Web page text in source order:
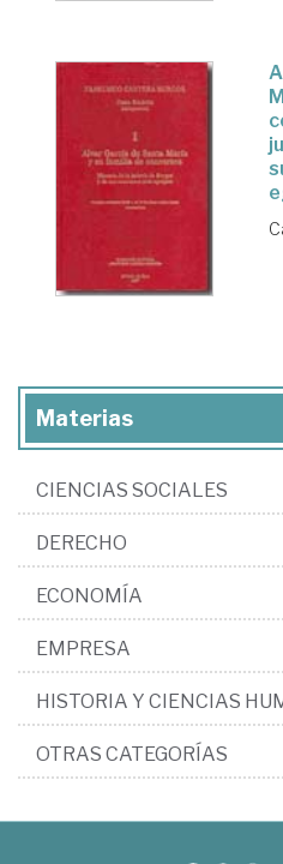
Materias
CIENCIAS SOCIALES
DERECHO
ECONOMÍA
EMPRESA
HISTORIA Y CIENCIAS
OTRAS CATEGORÍAS